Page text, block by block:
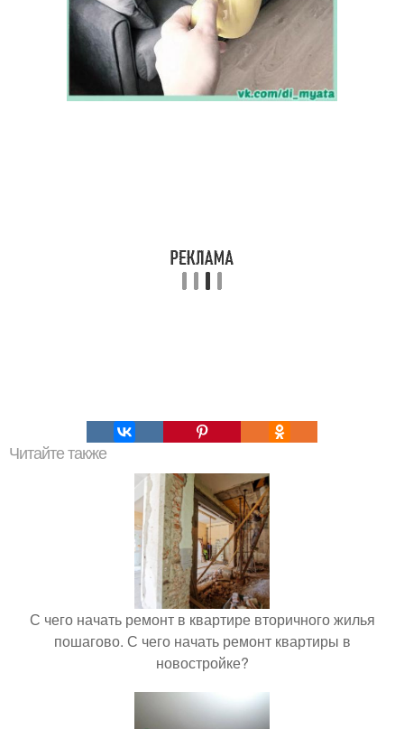
Читайте также
С чего начать ремонт в квартире вторичного жилья
пошагово. С чего начать ремонт квартиры в
новостройке?